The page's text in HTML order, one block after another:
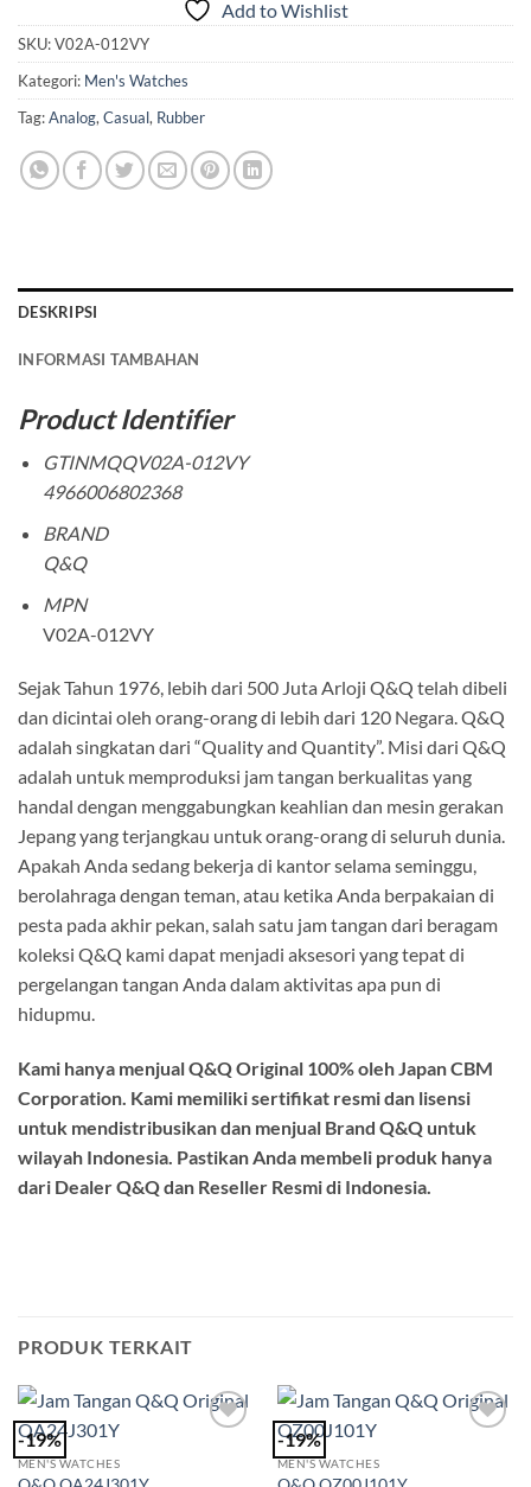
Add to Wishlist
SKU:V02A-012VY
Kategori: Men's Watches
Tag:Analog, Casual, Rubber
DESKRIPSI
INFORMASI TAMBAHAN
Product Identifier
GTINMQQV02A-012VY
4966006802368
BRAND
Q&Q
MPN
V02A-012VY
Sejak Tahun 1976, lebih dari 500 Juta Arloji Q&Q telah dibeli
dan dicintai oleh orang-orang di lebih dari 120 Negara. Q&Q
adalah singkatan dari “Quality and Quantity”. Misi dari Q&Q
adalah untuk memproduksi jam tangan berkualitas yang
handal dengan menggabungkan keahlian dan mesin gerakan
Jepang yang terjangkau untuk orang-orang di seluruh dunia.
Apakah Anda sedang bekerja di kantor selama seminggu,
berolahraga dengan teman, atau ketika Anda berpakaian di
pesta pada akhir pekan, salah satu jam tangan dari beragam
koleksi Q&Q kami dapat menjadi aksesori yang tepat di
pergelangan tangan Anda dalam aktivitas apa pun di
hidupmu.
Kami hanya menjual Q&Q Original 100% oleh Japan CBM
Corporation. Kami memiliki sertifikat resmi dan lisensi
untuk mendistribusikan dan menjual Brand Q&Q untuk
wilayah Indonesia. Pastikan Anda membeli produk hanya
dari Dealer Q&Q dan Reseller Resmi di Indonesia.
PRODUK TERKAIT
-19%
MEN'S WATCHES
-19%
MEN'S WATCHES